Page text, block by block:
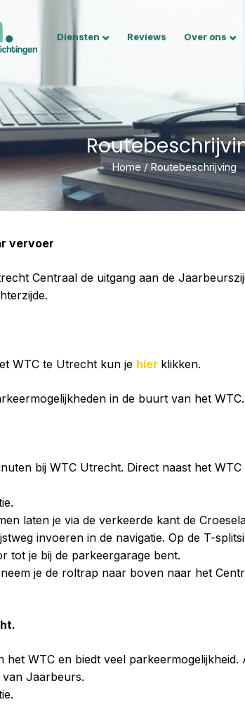
Diensten Reviews Over ons
Home/Routebeschrijving
vervoer
Centraal de uitgang aan de
WTC te Utrecht kun je hier klikken.
in de buurt van het WTC.
bij WTC Utrecht. Direct naast het
laten je via de verkeerde kant de
invoeren in de navigatie. Op de T-
tot je bij de parkeergarage bent.
je de roltrap naar boven naar het
WTC en biedt veel
Jaarbeurs.